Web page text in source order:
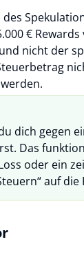
€
nicht der
dich gegen
Das
oder ein
auf die